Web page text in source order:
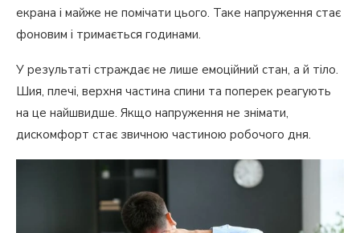
екрана і майже не помічати цього. Таке напруження стає
фоновим і тримається годинами.
У результаті страждає не лише емоційний стан, а й тіло.
Шия, плечі, верхня частина спини та поперек реагують
на це найшвидше. Якщо напруження не знімати,
дискомфорт стає звичною частиною робочого дня.